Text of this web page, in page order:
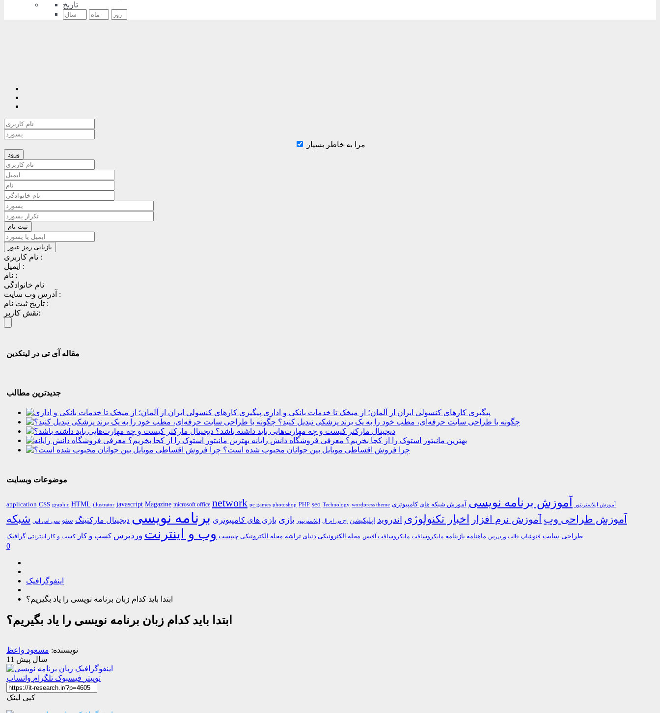
تاریخ
مرا به خاطر بسپار
نام کاربری :
ایمیل :
نام :
نام خانوادگی
آدرس وب سایت :
تاریخ ثبت نام :
نقش کاربر:
مقاله آی تی در لینکدین
جدیدترین مطالب
پیگیری کارهای کنسولی ایران از آلمان؛ از میخک تا خدمات بانکی و اداری
چگونه با طراحی سایت حرفه‌ای، مطب خود را به یک برند پزشکی تبدیل کنید؟
دیجیتال مارکتر کیست و چه مهارت‌هایی باید داشته باشد؟
بهترین مانیتور استوک را از کجا بخریم؟ معرفی فروشگاه دانش رایانه
چرا فروش اقساطی موبایل بین جوانان محبوب شده است؟
موضوعات وبسایت
application CSS graphic HTML illustrator javascript Magazine microsoft office network pc games photoshop PHP seo Technology wordpress theme آموزش ایلاستریتور آموزش برنامه نویسی آموزش شبکه های کامپیوتری
آموزش طراحی وب آموزش نرم افزار اخبار تکنولوژی اندروید اپلیکیشن اچ تی ام ال ایلاستریتور بازی بازی های کامپیوتری برنامه نویسی دیجیتال مارکتینگ سئو سی اس اس شبکه
طراحی سایت فتوشاپ قالب وردپرس ماهنامه بازینامه مایکروسافت مایکروسافت آفیس مجله الکترونیکی دنیای تراشه مجله الکترونیکی چیپست وب و اینترنت وردپرس کسب و کار کسب و کار اینترنتی گرافیک
0
اینفوگرافیک
ابتدا باید کدام زبان برنامه نویسی را یاد بگیریم؟
ابتدا باید کدام زبان برنامه نویسی را یاد بگیریم؟
نویسنده: مسعود واعظ
11 سال پیش
توییتر فیسبوک تلگرام واتساپ
کپی لینک